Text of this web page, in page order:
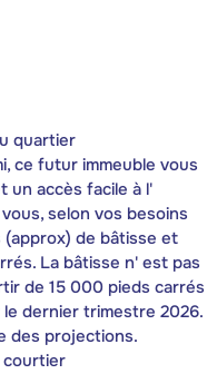
quartier
ce futur immeuble vous
un accès facile à l'
selon vos besoins
de bâtisse et
La bâtisse n' est pas
de 15 000 pieds carrés
dernier trimestre 2026.
des projections.
courtier